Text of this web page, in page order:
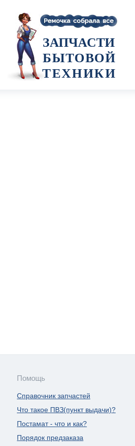
ЗАПЧАСТИ
БЫТОВОЙ
ТЕХНИКИ
Помощь
Справочник запчастей
Что такое ПВЗ(пункт выдачи)?
Постамат - что и как?
Порядок предзаказа